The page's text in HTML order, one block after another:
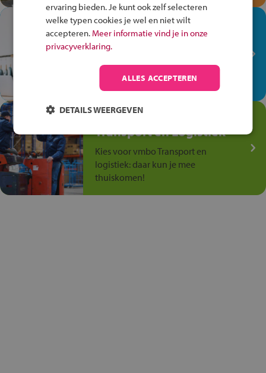
In de winkel ben je op je
plek!
op de winkelvloer, waar elke dag
anders is!
Jouw talent in de
Transport en Logistiek
Kies voor vmbo Transport en
logistiek: daar kun je mee
thuiskomen!
ervaring bieden. Je kunt ook zelf selecteren
welke typen cookies je wel en niet wilt
accepteren. Meer informatie vind je in onze
privacyverklaring.
ALLES ACCEPTEREN
DETAILS WEERGEVEN